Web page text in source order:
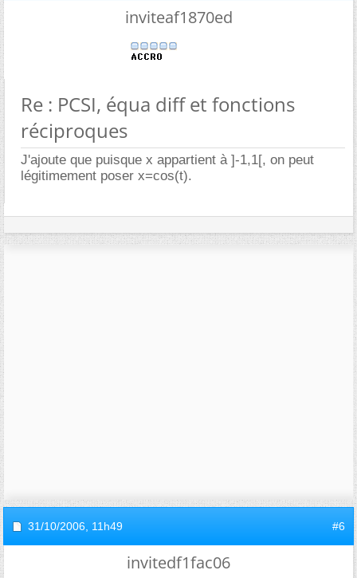
inviteaf1870ed
Re : PCSI, équa diff et fonctions
réciproques
J'ajoute que puisque x appartient à ]-1,1[, on peut
légitimement poser x=cos(t).
31/10/2006, 11h49 #6
invitedf1fac06